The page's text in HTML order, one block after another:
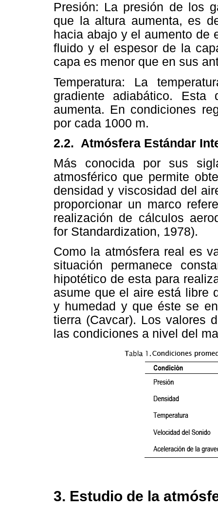
Presión: La presión de los
que la altura aumenta, es
hacia abajo y el aumento de
fluido y el espesor de la
capa es menor que en sus
Temperatura: La
gradiente adiabático.
aumenta. En condiciones
por cada 1000 m.
2.2. Atmósfera Estándar
Más conocida por sus
atmosférico que permite
densidad y viscosidad del
proporcionar un marco
realización de cálculos
for Standardization, 1978).
Como la atmósfera real es
situación permanece
hipotético de esta para
asume que el aire está libre
y humedad y que éste se
tierra (Cavcar). Los valores
las condiciones a nivel del
3. Estudio de la